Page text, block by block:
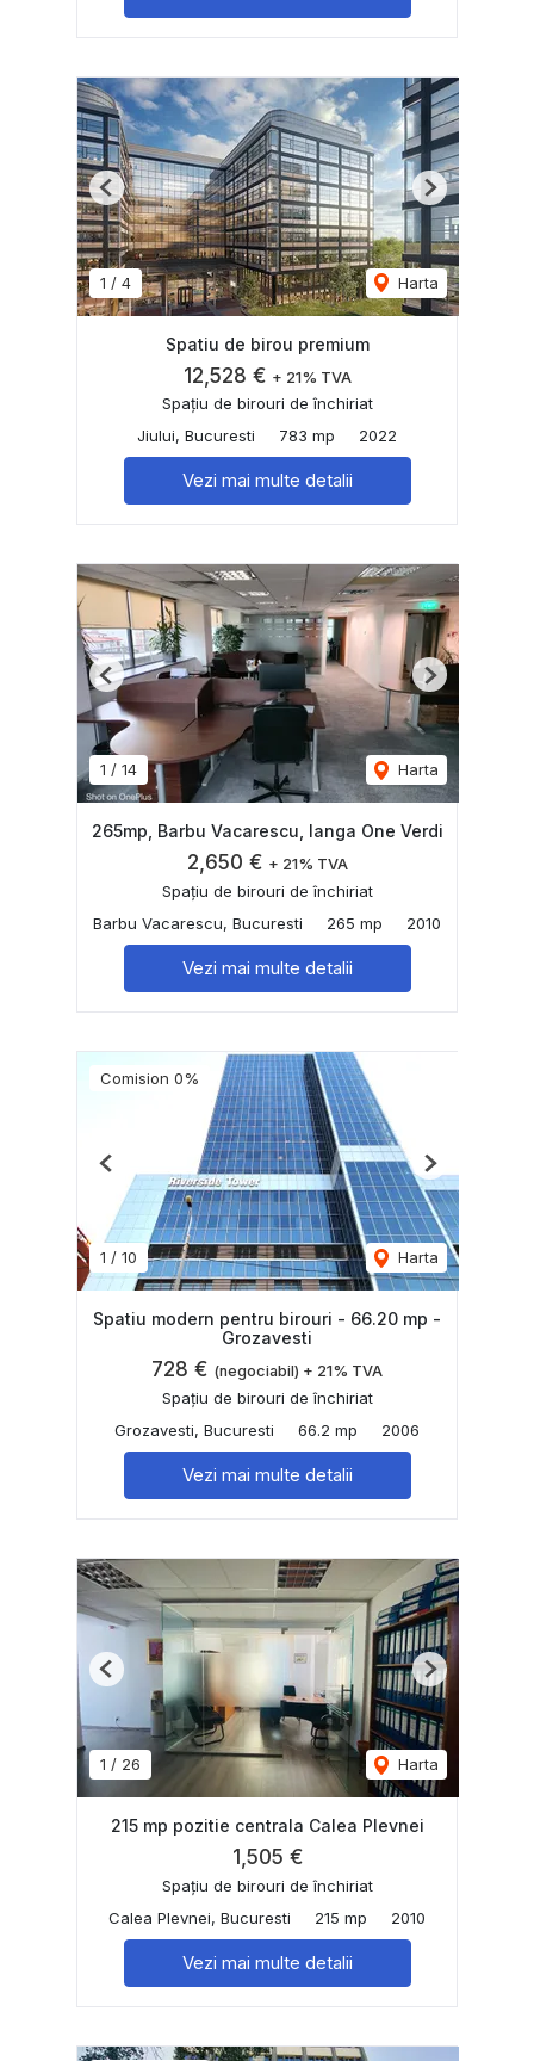
1 / 4 Harta
Previous Next
Spatiu de birou premium
12,528 € + 21% TVA
Spațiu de birouri de închiriat
Jiului, Bucuresti
783 mp 2022
Vezi mai multe detalii
1 / 14 Harta
Previous Next
265mp, Barbu Vacarescu, langa One Verdi
2,650 € + 21% TVA
Spațiu de birouri de închiriat
Barbu Vacarescu, Bucuresti
265 mp 2010
Vezi mai multe detalii
Comision 0%
1 / 10 Harta
Previous Next
Spatiu modern pentru birouri - 66.20 mp -
Grozavesti
728 € (negociabil) + 21% TVA
Spațiu de birouri de închiriat
Grozavesti, Bucuresti
66.2 mp 2006
Vezi mai multe detalii
1 / 26 Harta
Previous Next
215 mp pozitie centrala Calea Plevnei
1,505 €
Spațiu de birouri de închiriat
Calea Plevnei, Bucuresti
215 mp 2010
Vezi mai multe detalii